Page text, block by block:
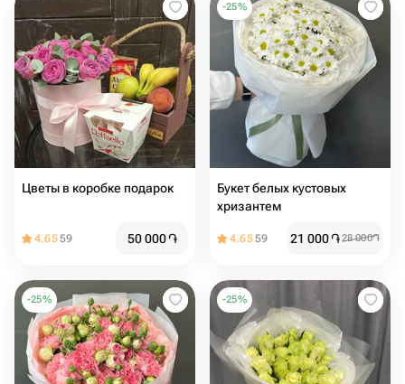
Цветы в коробке подарок
4.6559 50 000֏
-25%
Букет белых кустовых
хризантем
4.6559 21 000֏28 000֏
-25% -25%